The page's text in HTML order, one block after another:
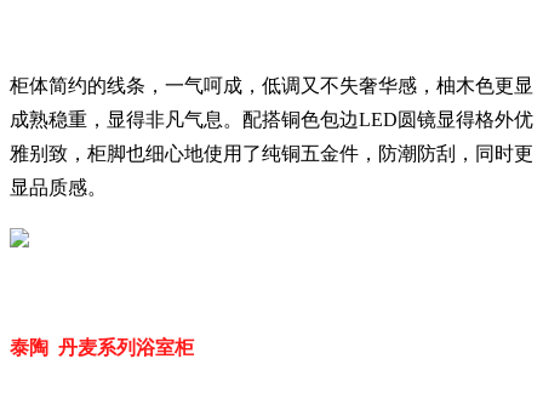
柜体简约的线条，一气呵成，低调又不失奢华感，柚木色更显
成熟稳重，显得非凡气息。配搭铜色包边LED圆镜显得格外优
雅别致，柜脚也细心地使用了纯铜五金件，防潮防刮，同时更
显品质感。
泰陶 丹麦系列浴室柜